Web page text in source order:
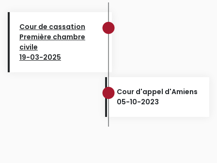
Cour de cassation
Première chambre
civile
19-03-2025
Cour d'appel d'Amiens
05-10-2023